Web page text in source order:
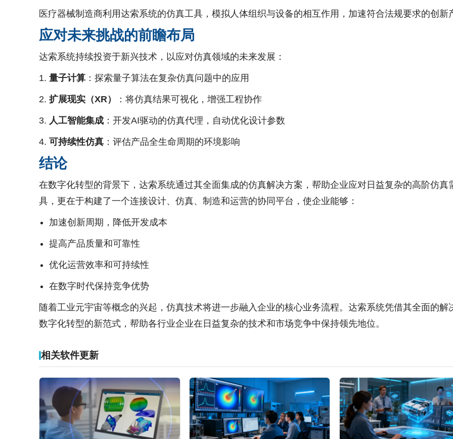
医疗器械制造商利用达索系统的仿真工具，模拟人体组织与设备的相互作用，加速符合法规要求的创新
应对未来挑战的前瞻布局
达索系统持续投资于新兴技术，以应对仿真领域的未来发展：
量子计算 ：探索量子算法在复杂仿真问题中的应用
扩展现实（XR） ：将仿真结果可视化，增强工程协作
人工智能集成 ：开发AI驱动的仿真代理，自动优化设计参数
可持续性仿真 ：评估产品全生命周期的环境影响
结论
在数字化转型的背景下，达索系统通过其全面集成的仿真解决方案，帮助企业应对日益复杂的高阶仿
具，更在于构建了一个连接设计、仿真、制造和运营的协同平台，使企业能够：
加速创新周期，降低开发成本
提高产品质量和可靠性
优化运营效率和可持续性
在数字时代保持竞争优势
随着工业元宇宙等概念的兴起，仿真技术将进一步融入企业的核心业务流程。达索系统凭借其全面的
数字化转型的新范式，帮助各行业企业在日益复杂的技术和市场竞争中保持领先地位。
相关软件更新